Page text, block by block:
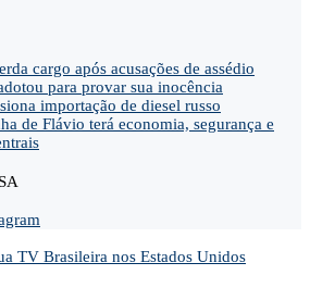
cargo após acusações de assédio
para provar sua inocência
importação de diesel russo
de Flávio terá economia, segurança e